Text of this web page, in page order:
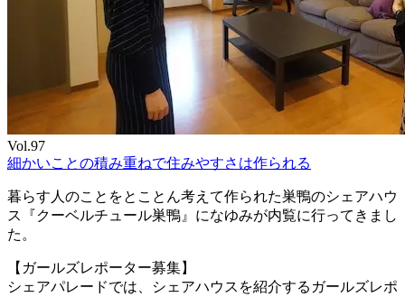
Vol.97
細かいことの積み重ねで住みやすさは作られる
暮らす人のことをとことん考えて作られた巣鴨のシェアハウ
ス『クーベルチュール巣鴨』になゆみが内覧に行ってきまし
た。
【ガールズレポーター募集】
シェアパレードでは、シェアハウスを紹介するガールズレポ